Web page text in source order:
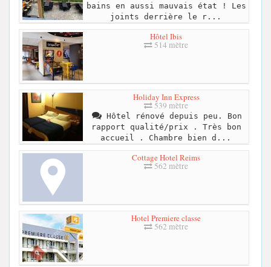
bains en aussi mauvais état ! Les
joints derrière le r...
Hôtel Ibis
514 mètre
Holiday Inn Express
539 mètre
Hôtel rénové depuis peu. Bon
rapport qualité/prix . Très bon
accueil . Chambre bien d...
Cottage Hotel Reims
562 mètre
Hotel Premiere classe
562 mètre